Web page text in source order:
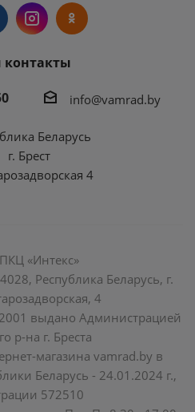
info@vamrad.by
Беларусь
г. Брест
4
«Интекс»
Республика Беларусь, г.
4
выдано Администрацией
р-на г. Бреста
магазина vamrad.by в
Беларусь - 24.01.2024 г.,
572510